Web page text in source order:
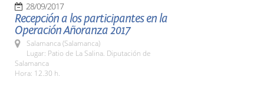
28/09/2017
Recepción a los participantes en la
Operación Añoranza 2017
Salamanca (Salamanca)
Lugar: Patio de La Salina. Diputación de
Salamanca
Hora: 12.30 h.